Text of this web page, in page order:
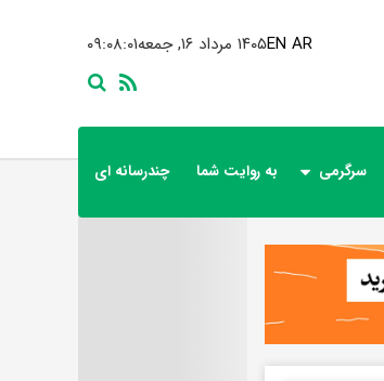
۰۹:۰۸:۰۲ ۱۴۰۵ مرداد ۱۶, جمعهEN AR
سرگرمی به روایت شما چندرسانه ای